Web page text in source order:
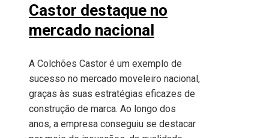
Castor destaque no
mercado nacional
A Colchões Castor é um exemplo de
sucesso no mercado moveleiro nacional,
graças às suas estratégias eficazes de
construção de marca. Ao longo dos
anos, a empresa conseguiu se destacar